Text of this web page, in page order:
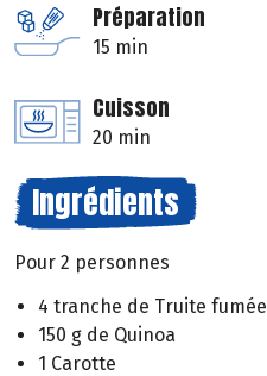
Préparation
15 min
Cuisson
20 min
Ingrédients
Pour 2 personnes
4 tranche de Truite fumée
150 g de Quinoa
1 Carotte